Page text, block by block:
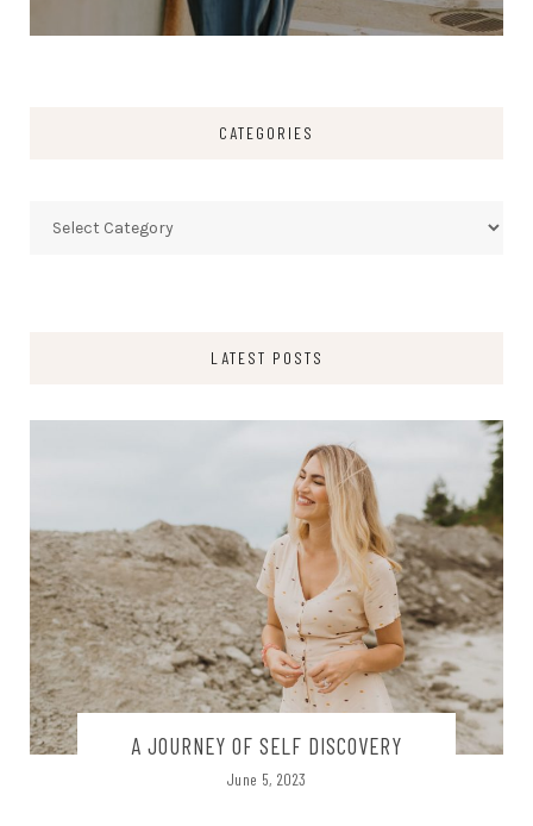
CATEGORIES
LATEST POSTS
A JOURNEY OF SELF DISCOVERY
June 5, 2023